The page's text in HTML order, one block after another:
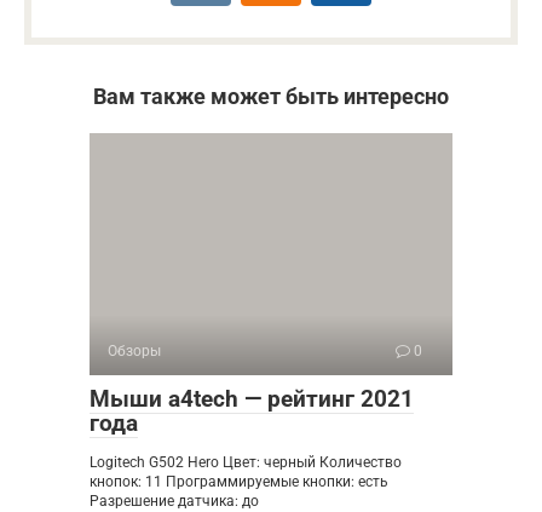
Вам также может быть интересно
Обзоры 0
Мыши a4tech — рейтинг 2021
года
Logitech G502 Hero Цвет: черный Количество
кнопок: 11 Программируемые кнопки: есть
Разрешение датчика: до